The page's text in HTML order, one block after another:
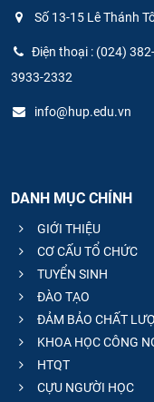
HTQT
CỰU NGƯỜI HỌC
Số 13-15 Lê Thánh
Điện thoại : (024)
3933-2332
info@hup.edu.vn
DANH MỤC CHÍNH
GIỚI THIỆU
CƠ CẤU TỔ CHỨC
TUYỂN SINH
ĐÀO TẠO
ĐẢM BẢO CHẤT
KHOA HỌC CÔNG
HTQT
CỰU NGƯỜI HỌC